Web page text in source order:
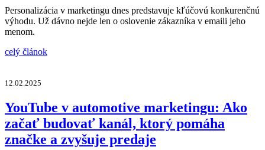
Personalizácia v marketingu dnes predstavuje kľúčovú konkurenčnú
výhodu. Už dávno nejde len o oslovenie zákazníka v emaili jeho
menom.
celý článok
12.02.2025
YouTube v automotive marketingu: Ako
začať budovať kanál, ktorý pomáha
značke a zvyšuje predaje